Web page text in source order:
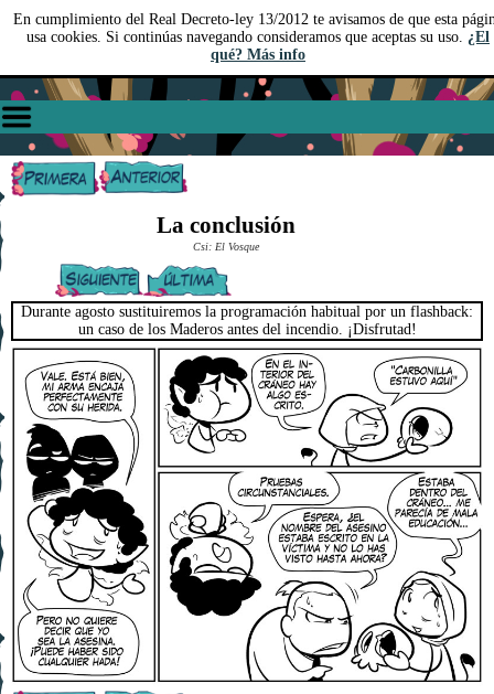
En cumplimiento del Real Decreto-ley 13/2012 te avisamos de que esta
usa cookies. Si continúas navegando consideramos que aceptas su uso. ¿El
qué? Más info
La conclusión
Csi: El Vosque
Durante agosto sustituiremos la programación habitual por un flashback:
un caso de los Maderos antes del incendio. ¡Disfrutad!